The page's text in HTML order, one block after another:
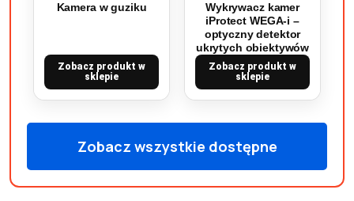
Kamera w guziku
Zobacz produkt w
sklepie
Wykrywacz kamer
iProtect WEGA-i –
optyczny detektor
ukrytych obiektywów
Zobacz produkt w
sklepie
Zobacz wszystkie dostępne
produkty